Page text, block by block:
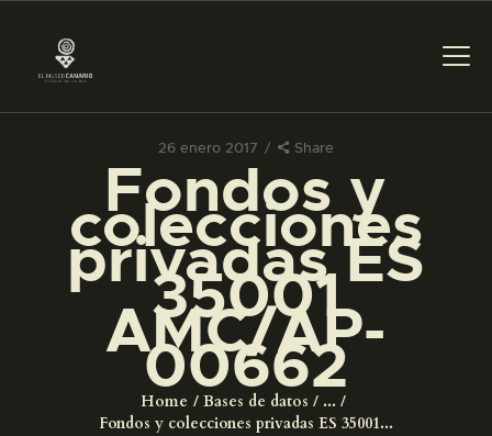
26 enero 2017 Share
Fondos y
colecciones
privadas ES
35001
AMC/AP-
00662
Home Bases de datos
...
Fondos y colecciones privadas ES 35001...
PREPARAR LA VISITA
ACTIVIDADES
█
EL MUSEO